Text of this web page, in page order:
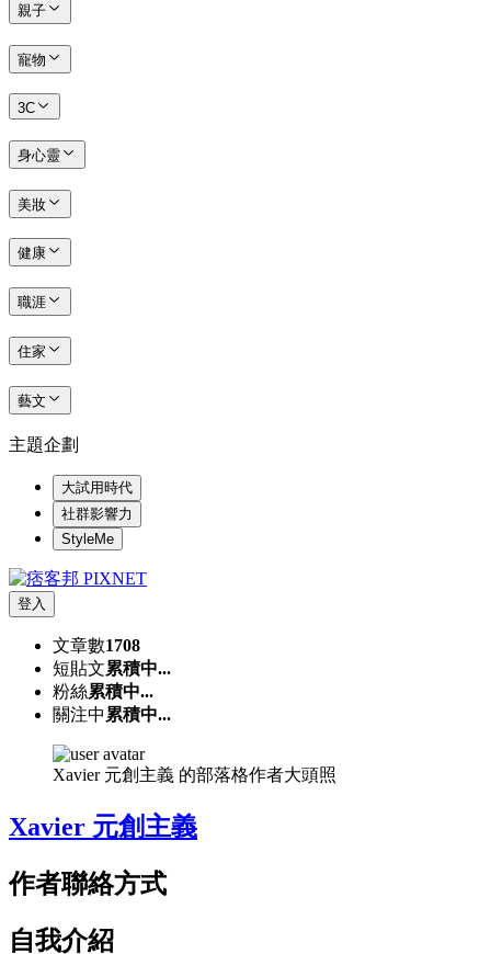
親子
寵物
3C
身心靈
美妝
健康
職涯
住家
藝文
主題企劃
大試用時代
社群影響力
StyleMe
登入
文章數1708
短貼文累積中...
粉絲累積中...
關注中 累積中...
Xavier 元創主義 的部落格作者大頭照
Xavier 元創主義
作者聯絡方式
自我介紹